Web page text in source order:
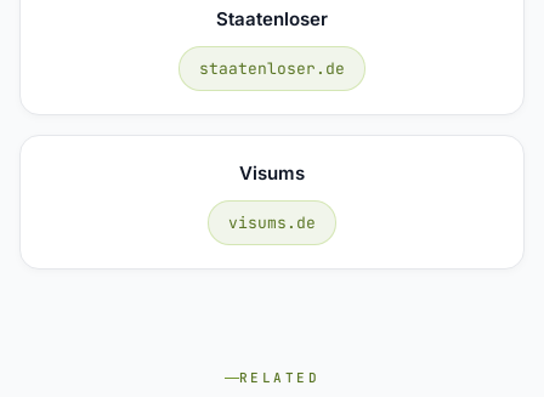
Staatenloser
staatenloser.de
Visums
visums.de
RELATED